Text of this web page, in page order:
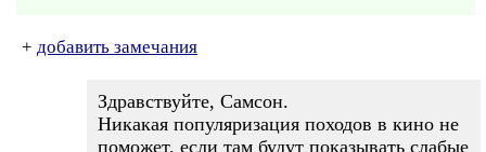
+ добавить замечания
Здравствуйте, Самсон.
Никакая популяризация походов в кино не
поможет, если там будут показывать слабые